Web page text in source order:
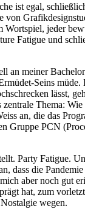
ist egal,
von
jeder
Fatigue und
an meiner
Seins
lässt,
zentrale Thema:
an, die das
PCN
Party Fatigue.
dass die
aber noch gut
hat, zum
wegen.